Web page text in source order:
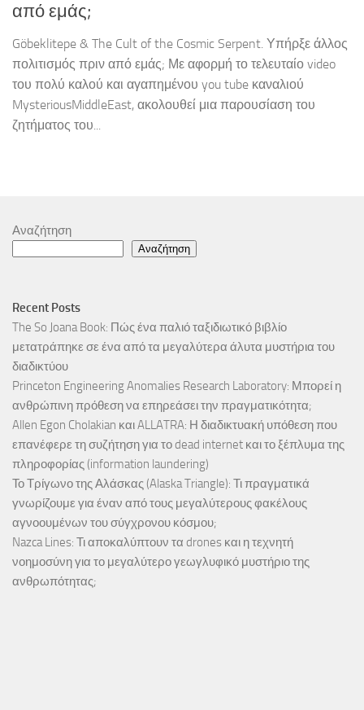
από εμάς;
Göbeklitepe & The Cult of the Cosmic Serpent. Υπήρξε άλλος
πολιτισμός πριν από εμάς; Με αφορμή το τελευταίο video
του πολύ καλού και αγαπημένου you tube καναλιού
MysteriousMiddleEast, ακολουθεί μια παρουσίαση του
ζητήματος του...
Αναζήτηση
Αναζήτηση
Recent Posts
The So Joana Book: Πώς ένα παλιό ταξιδιωτικό βιβλίο
μετατράπηκε σε ένα από τα μεγαλύτερα άλυτα μυστήρια του
διαδικτύου
Princeton Engineering Anomalies Research Laboratory: Μπορεί η
ανθρώπινη πρόθεση να επηρεάσει την πραγματικότητα;
Allen Egon Cholakian και ALLATRA: Η διαδικτυακή υπόθεση που
επανέφερε τη συζήτηση για το dead internet και το ξέπλυμα της
πληροφορίας (information laundering)
Το Τρίγωνο της Αλάσκας (Alaska Triangle): Τι πραγματικά
γνωρίζουμε για έναν από τους μεγαλύτερους φακέλους
αγνοουμένων του σύγχρονου κόσμου;
Nazca Lines: Τι αποκαλύπτουν τα drones και η τεχνητή
νοημοσύνη για το μεγαλύτερο γεωγλυφικό μυστήριο της
ανθρωπότητας;